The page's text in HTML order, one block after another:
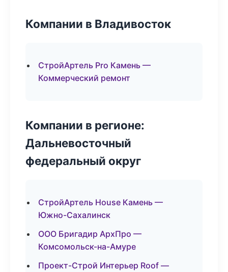
Компании в Владивосток
СтройАртель Pro Камень —
Коммерческий ремонт
Компании в регионе:
Дальневосточный
федеральный округ
СтройАртель House Камень —
Южно-Сахалинск
ООО Бригадир АрхПро —
Комсомольск-на-Амуре
Проект-Строй Интерьер Roof —